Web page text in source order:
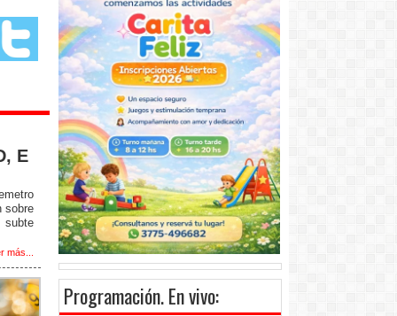
E
sobre
más...
Programación. En vivo: